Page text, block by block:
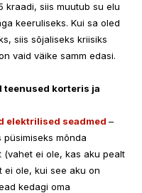
kraadi, siis muutub su elu
keeruliseks. Kui sa oled
siis sõjaliseks kriisiks
vaid väike samm edasi.
teenused korteris ja
elektrilised seadmed –
mõnda
(vahet ei ole, kas aku pealt
ei ole, kui see aku on
kedagi oma